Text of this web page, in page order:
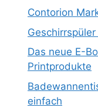
Contorion
Das neue E-
Printprodukte
einfach